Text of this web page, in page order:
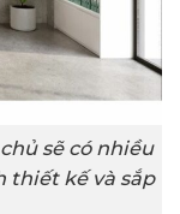
sẽ có nhiều
thiết kế và sắp